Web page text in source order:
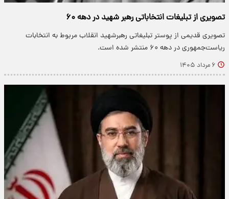
تصویری از تبلیغات انتخاباتی رهبر شهید در دهه ۶۰
تصویری قدیمی از پوستر تبلیغاتی رهبرشهید انقلاب مربوط به انتخابات
ریاست‌جمهوری در دهه ۶۰ منتشر شده است.
۶ مرداد ۱۴۰۵